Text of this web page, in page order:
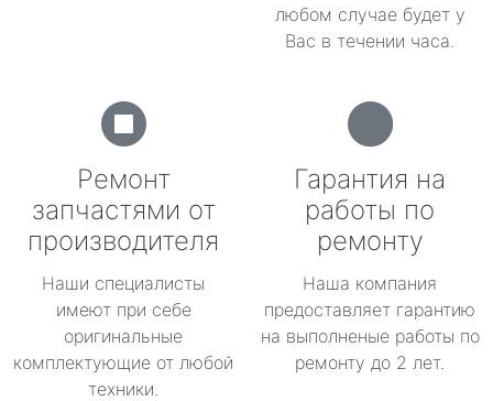
любом случае будет у
Вас в течении часа.
Ремонт
запчастями от
производителя
Наши специалисты
имеют при себе
оригинальные
комплектующие от любой
техники.
Гарантия на
работы по
ремонту
Наша компания
предоставляет гарантию
на выполненые работы по
ремонту до 2 лет.